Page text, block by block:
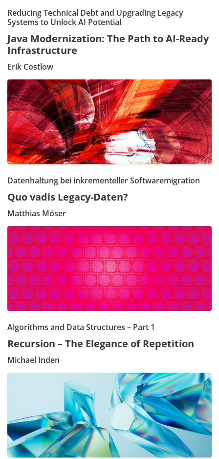
Reducing Technical Debt and Upgrading Legacy
Systems to Unlock AI Potential
Java Modernization: The Path to AI-Ready
Infrastructure
Erik Costlow
Datenhaltung bei inkrementeller Softwaremigration
Quo vadis Legacy-Daten?
Matthias Möser
Algorithms and Data Structures – Part 1
Recursion – The Elegance of Repetition
Michael Inden